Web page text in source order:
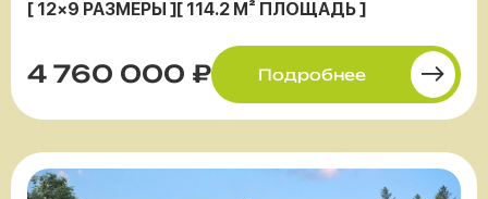
[ 12×9 РАЗМЕРЫ ][ 114.2 М² ПЛОЩАДЬ ]
4 760 000 ₽ Подробнее